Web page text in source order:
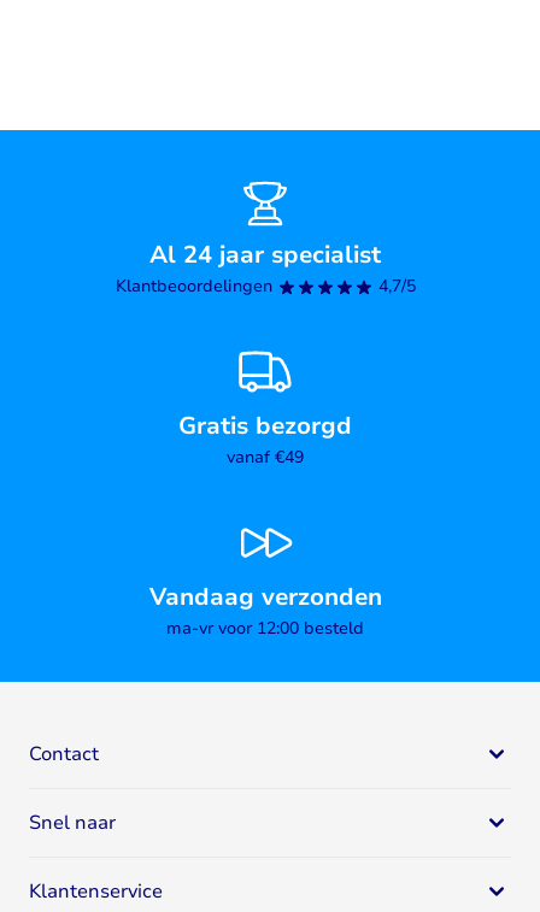
Al 24 jaar specialist
Klantbeoordelingen 4,7/5
Gratis bezorgd
vanaf €49
Vandaag verzonden
ma-vr voor 12:00 besteld
Contact
Mail: klantenservice@bodystore.nl
Specialist in gezondheid en fitness
Snel naar
Eiwitshakes
Klantenservice